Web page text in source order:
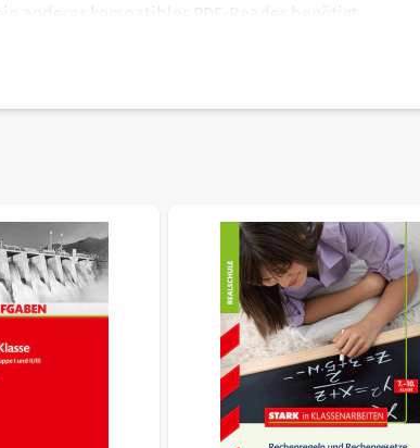
anderer kompatibler PDF-Reader benötigt.